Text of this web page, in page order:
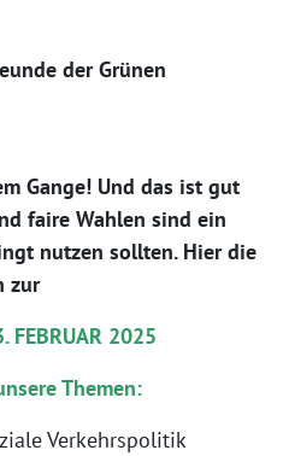
der Grünen
Gange! Und das ist gut
faire Wahlen sind ein
nutzen sollten. Hier die
zur
FEBRUAR 2025
Themen:
Verkehrspolitik